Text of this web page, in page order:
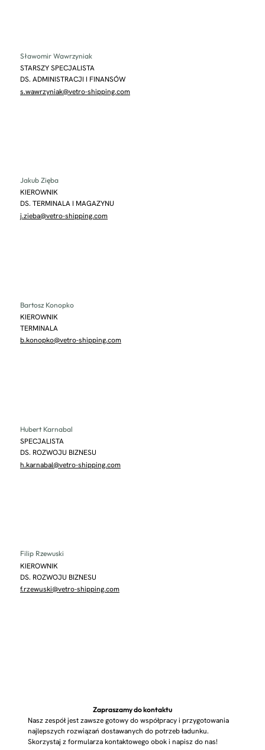
Sławomir Wawrzyniak
STARSZY SPECJALISTA
DS. ADMINISTRACJI I FINANSÓW
s.wawrzyniak@vetro-shipping.com
Jakub Zięba
KIEROWNIK
DS. TERMINALA I MAGAZYNU
j.zieba@vetro-shipping.com
Bartosz Konopko
KIEROWNIK
TERMINALA
b.konopko@vetro-shipping.com
Hubert Karnabal
SPECJALISTA
DS. ROZWOJU BIZNESU
h.karnabal@vetro-shipping.com
Filip Rzewuski
KIEROWNIK
DS. ROZWOJU BIZNESU
f.rzewuski@vetro-shipping.com
Zapraszamy do kontaktu
Nasz zespół jest zawsze gotowy do współpracy i przygotowania
najlepszych rozwiązań dostawanych do potrzeb ładunku.
Skorzystaj z formularza kontaktowego obok i napisz do nas!